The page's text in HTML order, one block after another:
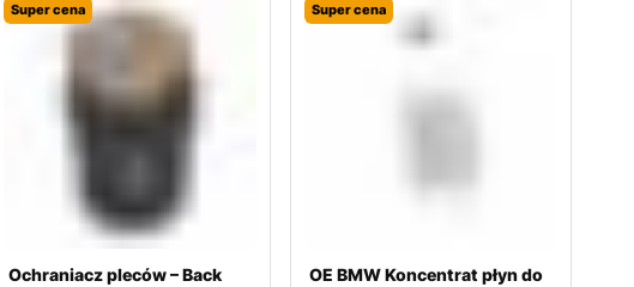
Super cena
Ochraniacz pleców – Back
Super cena
OE BMW Koncentrat płyn do